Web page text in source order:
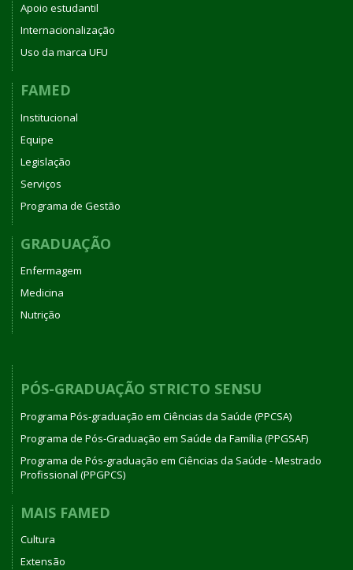
Apoio estudantil
Internacionalização
Uso da marca UFU
FAMED
Institucional
Equipe
Legislação
Serviços
Programa de Gestão
GRADUAÇÃO
Enfermagem
Medicina
Nutrição
PÓS-GRADUAÇÃO STRICTO SENSU
Programa Pós-graduação em Ciências da Saúde (PPCSA)
Programa de Pós-Graduação em Saúde da Família (PPGSAF)
Programa de Pós-graduação em Ciências da Saúde - Mestrado
Profissional (PPGPCS)
MAIS FAMED
Cultura
Extensão